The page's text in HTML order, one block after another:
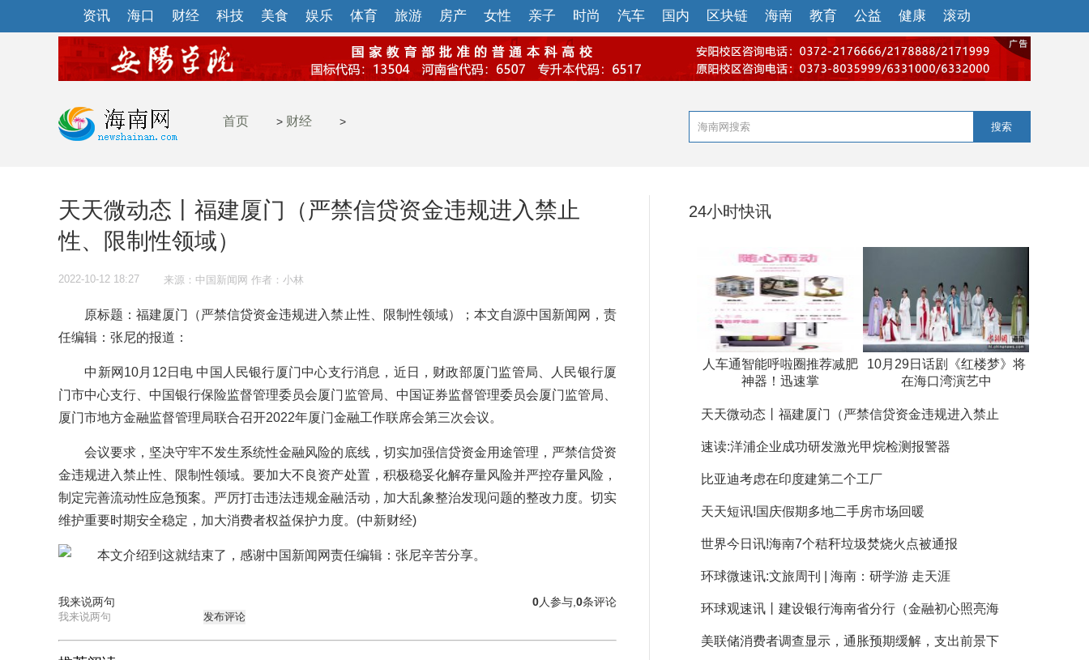
资讯 海口 财经 科技 美食 娱乐 体育 旅游 房产 女性 亲子 时尚 汽车 国内 区块链 海南 教育 公益 健康 滚动
首页 > 财经 > 搜索
天天微动态丨福建厦门（严禁信贷资金违规进入禁止
性、限制性领域）
2022-10-12 18:27 来源：中国新闻网 作者：小林
原标题：福建厦门（严禁信贷资金违规进入禁止性、限制性领域）；本文自源中国新闻网，责
任编辑：张尼的报道：
中新网10月12日电 中国人民银行厦门中心支行消息，近日，财政部厦门监管局、人民银行厦
门市中心支行、中国银行保险监督管理委员会厦门监管局、中国证券监督管理委员会厦门监管局、
厦门市地方金融监督管理局联合召开2022年厦门金融工作联席会第三次会议。
会议要求，坚决守牢不发生系统性金融风险的底线，切实加强信贷资金用途管理，严禁信贷资
金违规进入禁止性、限制性领域。要加大不良资产处置，积极稳妥化解存量风险并严控存量风险，
制定完善流动性应急预案。严厉打击违法违规金融活动，加大乱象整治发现问题的整改力度。切实
维护重要时期安全稳定，加大消费者权益保护力度。(中新财经)
本文介绍到这就结束了，感谢中国新闻网责任编辑：张尼辛苦分享。
我来说两句 0条评论
0人参与,
发布评论
24小时快讯
人车通智能呼啦圈推荐减肥
神器！迅速掌
10月29日话剧《红楼梦》将
在海口湾演艺中
天天微动态丨福建厦门（严禁信贷资金违规进入禁止
速读:洋浦企业成功研发激光甲烷检测报警器
比亚迪考虑在印度建第二个工厂
天天短讯!国庆假期多地二手房市场回暖
世界今日讯!海南7个秸秆垃圾焚烧火点被通报
环球微速讯:文旅周刊 | 海南：研学游 走天涯
环球观速讯丨建设银行海南省分行（金融初心照亮海
美联储消费者调查显示，通胀预期缓解，支出前景下